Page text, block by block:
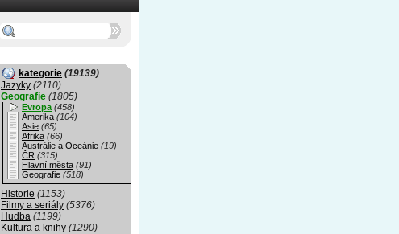
kategorie (19139)
Jazyky (2110)
Geografie (1805)
Evropa (458)
Amerika (104)
Asie (65)
Afrika (66)
Austrálie a Oceánie (19)
ČR (315)
Hlavní města (91)
Geografie (518)
Historie (1153)
Filmy a seriály (5376)
Hudba (1199)
Kultura a knihy (1290)